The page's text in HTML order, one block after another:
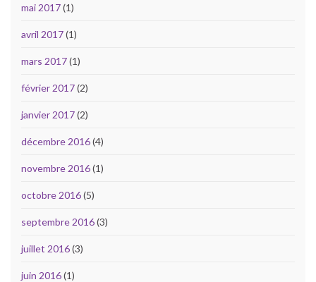
mai 2017(1)
avril 2017(1)
mars 2017(1)
février 2017(2)
janvier 2017(2)
décembre 2016(4)
novembre 2016(1)
octobre 2016(5)
septembre 2016(3)
juillet 2016(3)
juin 2016(1)